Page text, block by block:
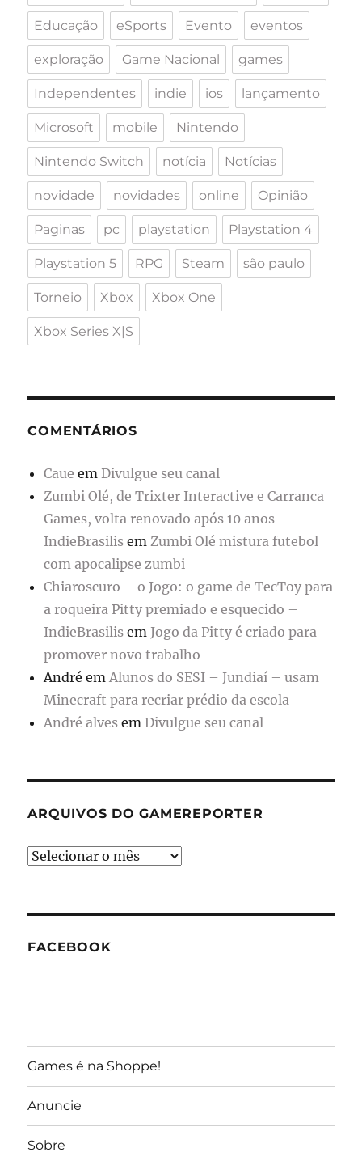
Educação eSports Evento eventos
exploração Game Nacional games
Independentes indie ios lançamento
Microsoft mobile Nintendo
Nintendo Switch notícia Notícias
novidade novidades online Opinião
Paginas pc playstation Playstation 4
Playstation 5 RPG Steam são paulo
Torneio Xbox Xbox One
Xbox Series X|S
COMENTÁRIOS
Caue em Divulgue seu canal
Zumbi Olé, de Trixter Interactive e Carranca
Games, volta renovado após 10 anos –
IndieBrasilis em Zumbi Olé mistura futebol
com apocalipse zumbi
Chiaroscuro – o Jogo: o game de TecToy para
a roqueira Pitty premiado e esquecido –
IndieBrasilis em Jogo da Pitty é criado para
promover novo trabalho
André em Alunos do SESI – Jundiaí – usam
Minecraft para recriar prédio da escola
André alves em Divulgue seu canal
ARQUIVOS DO GAMEREPORTER
Arquivos
FACEBOOK
Games é na Shoppe!
Anuncie
Sobre